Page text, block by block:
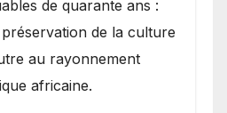
de quarante ans :
de la culture
au rayonnement
africaine.